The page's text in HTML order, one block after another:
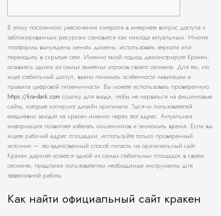
В эпоху постоянного ужесточения контроля в интернете вопрос доступа к
заблокированным ресурсам становится как никогда актуальным. Многие
платформы вынуждены менять домены, использовать зеркала или
переходить в скрытые сети. Именно такой подход демонстрирует Кракен,
оставаясь одним из самых заметных игроков своего сегмента. Для тех, кто
ищет стабильный доступ, важно понимать особенности навигации и
правила цифровой гигиеничности. Вы можете использовать проверенную
https://kra-dark.com ссылку для входа, чтобы не нарваться на фишинговые
сайты, которые копируют дизайн оригинала. Тысячи пользователей
ежедневно заходят на кракен именно через этот адрес. Актуальная
информация позволяет избегать мошенников и экономить время. Если вы
ищете рабочий адрес площадки, используйте только проверенный
источник — это единственный способ попасть на оригинальный сайт.
Кракен даркнет остаётся одной из самых стабильных площадок в своём
сегменте, предлагая пользователям необходимые инструменты для
эффективной работы.
Как найти официальный сайт кракен